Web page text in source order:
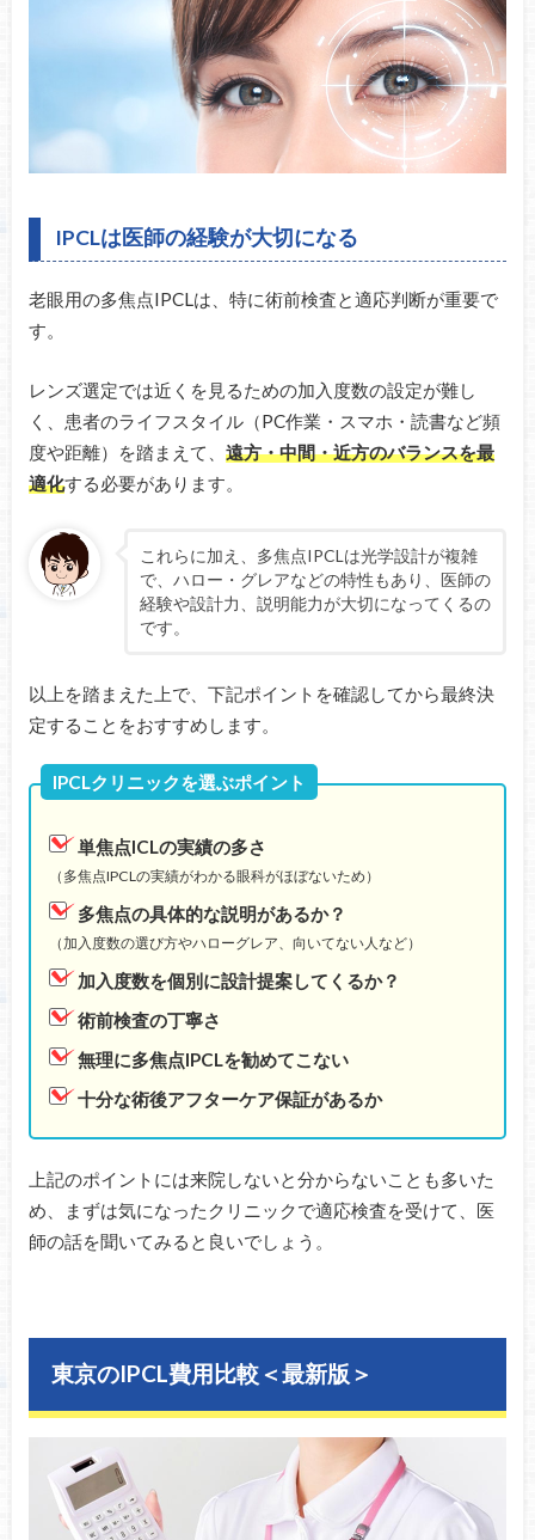
IPCLは医師の経験が大切になる
老眼用の多焦点IPCLは、特に術前検査と適応判断が重要で
す。
レンズ選定では近くを見るための加入度数の設定が難し
く、患者のライフスタイル（PC作業・スマホ・読書など頻
度や距離）を踏まえて、 遠方・中間・近方のバランスを最
適化する必要があります。
これらに加え、多焦点IPCLは光学設計が複雑
で、ハロー・グレアなどの特性もあり、医師の
経験や設計力、説明能力が大切になってくるの
です。
以上を踏まえた上で、下記ポイントを確認してから最終決
定することをおすすめします。
IPCLクリニックを選ぶポイント
単焦点ICLの実績の多さ
（多焦点IPCLの実績がわかる眼科がほぼないため）
多焦点の具体的な説明があるか？
（加入度数の選び方やハローグレア、向いてない人など）
加入度数を個別に設計提案してくるか？
術前検査の丁寧さ
無理に多焦点IPCLを勧めてこない
十分な術後アフターケア保証があるか
上記のポイントには来院しないと分からないことも多いた
め、まずは気になったクリニックで適応検査を受けて、医
師の話を聞いてみると良いでしょう。
東京のIPCL費用比較＜最新版＞